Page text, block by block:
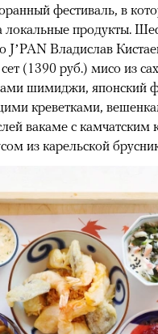
фестиваль, в
локальные продукты.
J’PAN Владислав
(1390 руб.) мисо из
шимиджи, японский
креветками,
вакаме с камчатским
из карельской